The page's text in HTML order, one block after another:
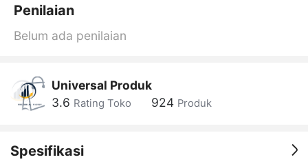
Penilaian
Belum ada penilaian
Universal Produk
3.6 Rating Toko 924 Produk
Spesifikasi